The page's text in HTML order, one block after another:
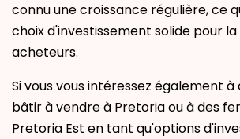
connu une croissance régulière, ce
choix d'investissement solide pour
acheteurs.
Si vous vous intéressez également
bâtir à vendre à Pretoria ou à des
Pretoria Est en tant qu'options